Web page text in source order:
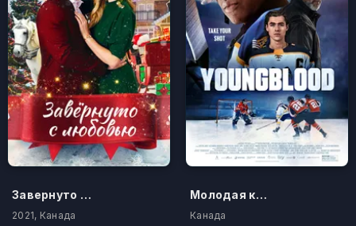
Завернуто с любовью
2021, Канада
Молодая кровь
Канада